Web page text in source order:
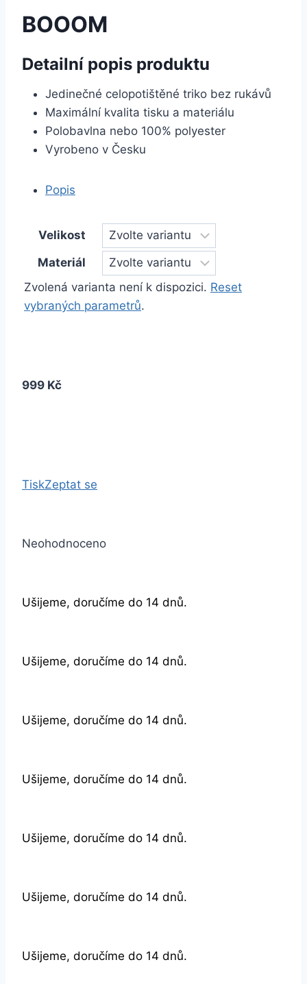
BOOOM
Detailní popis produktu
Jedinečné celopotištěné triko bez rukávů
Maximální kvalita tisku a materiálu
Polobavlna nebo 100% polyester
Vyrobeno v Česku
Popis
Velikost
Materiál
Zvolená varianta není k dispozici. Reset
vybraných parametrů.
999 Kč
TiskZeptat se
Neohodnoceno
Ušijeme, doručíme do 14 dnů.
Ušijeme, doručíme do 14 dnů.
Ušijeme, doručíme do 14 dnů.
Ušijeme, doručíme do 14 dnů.
Ušijeme, doručíme do 14 dnů.
Ušijeme, doručíme do 14 dnů.
Ušijeme, doručíme do 14 dnů.